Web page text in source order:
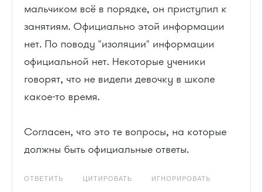
мальчиком всё в порядке, он приступил к
занятиям. Официально этой информации
нет. По поводу "изоляции" информации
официальной нет. Некоторые ученики
говорят, что не видели девочку в школе
какое-то время.
Согласен, что это те вопросы, на которые
должны быть официальные ответы.
ОТВЕТИТЬ ЦИТИРОВАТЬ ИГНОРИРОВАТЬ